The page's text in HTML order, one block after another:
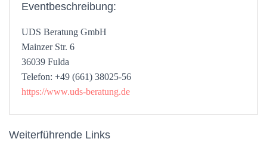
Eventbeschreibung:
UDS Beratung GmbH
Mainzer Str. 6
36039 Fulda
Telefon: +49 (661) 38025-56
https://www.uds-beratung.de
Weiterführende Links